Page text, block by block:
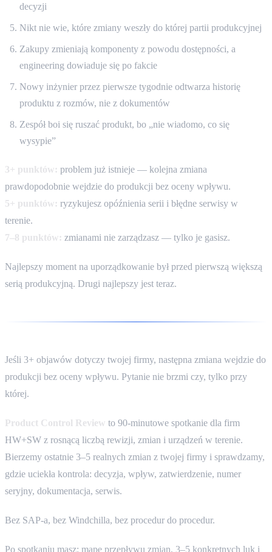
decyzji
Nikt nie wie, które zmiany weszły do której partii produkcyjnej
Zakupy zmieniają komponenty z powodu dostępności, a
engineering dowiaduje się po fakcie
Nowy inżynier przez pierwsze tygodnie odtwarza historię
produktu z rozmów, nie z dokumentów
Zespół boi się ruszać produkt, bo „nie wiadomo, co się
wysypie”
3+ punktów: problem już istnieje — kolejna zmiana
prawdopodobnie wejdzie do produkcji bez oceny wpływu.
5+ punktów: ryzykujesz opóźnienia serii i błędne serwisy w
terenie.
7–8 punktów: zmianami nie zarządzasz — tylko je gasisz.
Najlepszy moment na uporządkowanie był przed pierwszą większą
serią produkcyjną. Drugi najlepszy jest teraz.
Jeśli 3+ objawów dotyczy twojej firmy, następna zmiana wejdzie do
produkcji bez oceny wpływu. Pytanie nie brzmi czy, tylko przy
której.
Product Control Review to 90-minutowe spotkanie dla firm
HW+SW z rosnącą liczbą rewizji, zmian i urządzeń w terenie.
Bierzemy ostatnie 3–5 realnych zmian z twojej firmy i sprawdzamy,
gdzie uciekła kontrola: decyzja, wpływ, zatwierdzenie, numer
seryjny, dokumentacja, serwis.
Bez SAP-a, bez Windchilla, bez procedur do procedur.
Po spotkaniu masz: mapę przepływu zmian, 3–5 konkretnych luk i